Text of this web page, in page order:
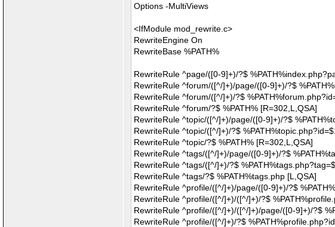
Options -MultiViews
<IfModule mod_rewrite.c>
RewriteEngine On
RewriteBase %PATH%
RewriteRule ^page/([0-9]+)/?$
RewriteRule ^forum/([^/]+)/page/([0-9]+)/?$
RewriteRule ^forum/([^/]+)/?$
RewriteRule ^forum/?$ %PATH% [R=302,L,QSA]
RewriteRule ^topic/([^/]+)/page/([0-9]+)/?$
RewriteRule ^topic/([^/]+)/?$
RewriteRule ^topic/?$ %PATH% [R=302,L,QSA]
RewriteRule ^tags/([^/]+)/page/([0-9]+)/?$
RewriteRule ^tags/([^/]+)/?$
RewriteRule ^tags/?$ %PATH%tags.php [L,QSA]
RewriteRule ^profile/([^/]+)/page/([0-9]+)/?$
RewriteRule ^profile/([^/]+)/([^/]+)/?$
RewriteRule ^profile/([^/]+)/([^/]+)/page/([0-9]+)/?$
RewriteRule ^profile/([^/]+)/?$